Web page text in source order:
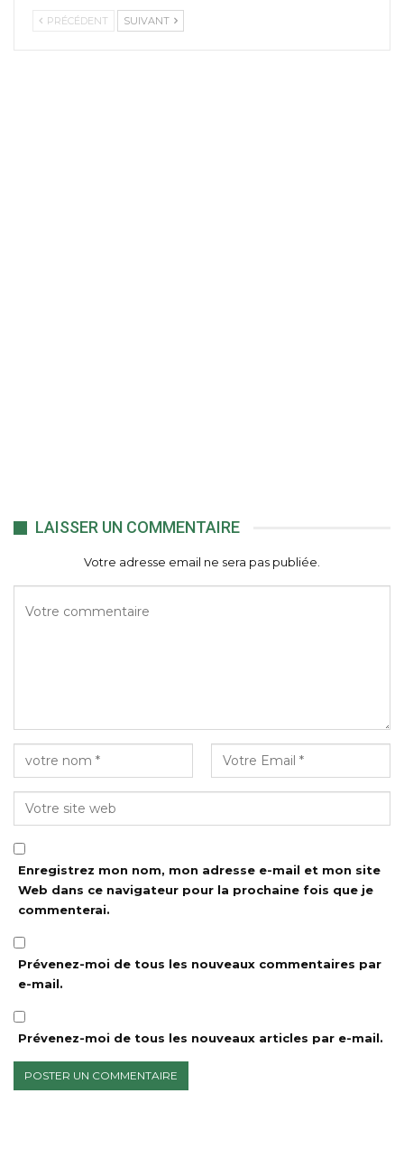
PRÉCÉDENT SUIVANT
LAISSER UN COMMENTAIRE
Votre adresse email ne sera pas publiée.
Enregistrez mon nom, mon adresse e-mail et mon site
Web dans ce navigateur pour la prochaine fois que je
commenterai.
Prévenez-moi de tous les nouveaux commentaires par
e-mail.
Prévenez-moi de tous les nouveaux articles par e-mail.